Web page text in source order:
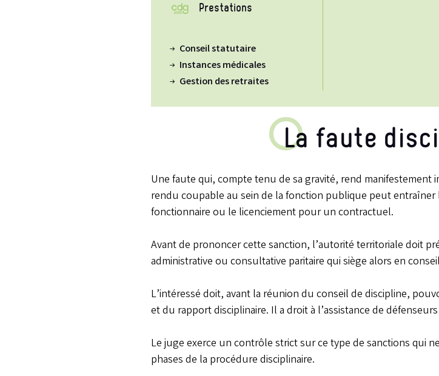
Prestations
Conseil statutaire
Instances médicales
Gestion des retraites
La faute
Une faute qui, compte tenu de sa gravité, rend manifestement
rendu coupable au sein de la fonction publique peut
fonctionnaire ou le licenciement pour un contractuel.
Avant de prononcer cette sanction, l’autorité territoriale doit
administrative ou consultative paritaire qui siège alors en
L’intéressé doit, avant la réunion du conseil de discipline,
et du rapport disciplinaire. Il a droit à l’assistance de
Le juge exerce un contrôle strict sur ce type de sanctions qui
phases de la procédure disciplinaire.